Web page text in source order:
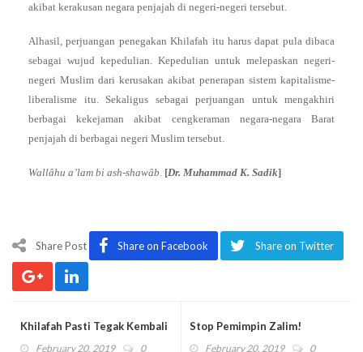
akibat kerakusan negara penjajah di negeri-negeri tersebut.
Alhasil, perjuangan penegakan Khilafah itu harus dapat pula dibaca
sebagai wujud kepedulian. Kepedulian untuk melepaskan negeri-
negeri Muslim dari kerusakan akibat penerapan sistem kapitalisme-
liberalisme itu. Sekaligus sebagai perjuangan untuk mengakhiri
berbagai kekejaman akibat cengkeraman negara-negara Barat
penjajah di berbagai negeri Muslim tersebut.
Wallâhu a’lam bi ash-shawâb. [Dr. Muhammad K. Sadik]
Share Post Share on Facebook Share on Twitter
Khilafah Pasti Tegak Kembali
February 20, 2019 0
Stop Pemimpin Zalim!
February 20, 2019 0